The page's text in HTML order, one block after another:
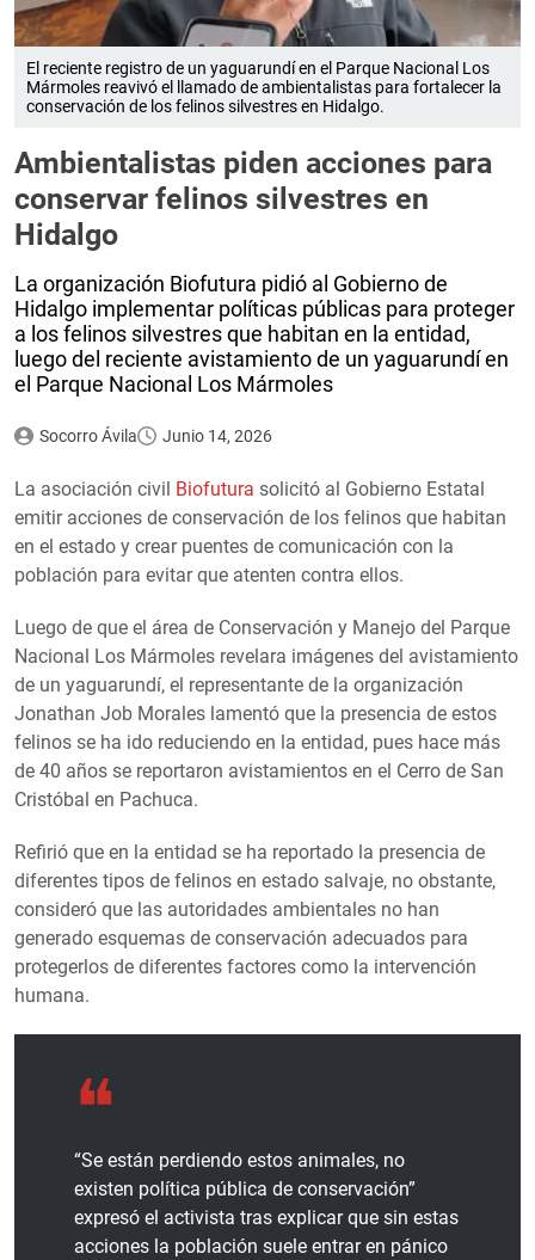
El reciente registro de un yaguarundí en el Parque Nacional Los
Mármoles reavivó el llamado de ambientalistas para fortalecer la
conservación de los felinos silvestres en Hidalgo.
Ambientalistas piden acciones para
conservar felinos silvestres en
Hidalgo
La organización Biofutura pidió al Gobierno de
Hidalgo implementar políticas públicas para proteger
a los felinos silvestres que habitan en la entidad,
luego del reciente avistamiento de un yaguarundí en
el Parque Nacional Los Mármoles
Socorro Ávila Junio 14, 2026
La asociación civil Biofutura solicitó al Gobierno Estatal
emitir acciones de conservación de los felinos que habitan
en el estado y crear puentes de comunicación con la
población para evitar que atenten contra ellos.
Luego de que el área de Conservación y Manejo del Parque
Nacional Los Mármoles revelara imágenes del avistamiento
de un yaguarundí, el representante de la organización
Jonathan Job Morales lamentó que la presencia de estos
felinos se ha ido reduciendo en la entidad, pues hace más
de 40 años se reportaron avistamientos en el Cerro de San
Cristóbal en Pachuca.
Refirió que en la entidad se ha reportado la presencia de
diferentes tipos de felinos en estado salvaje, no obstante,
consideró que las autoridades ambientales no han
generado esquemas de conservación adecuados para
protegerlos de diferentes factores como la intervención
humana.
“Se están perdiendo estos animales, no
existen política pública de conservación”
expresó el activista tras explicar que sin estas
acciones la población suele entrar en pánico